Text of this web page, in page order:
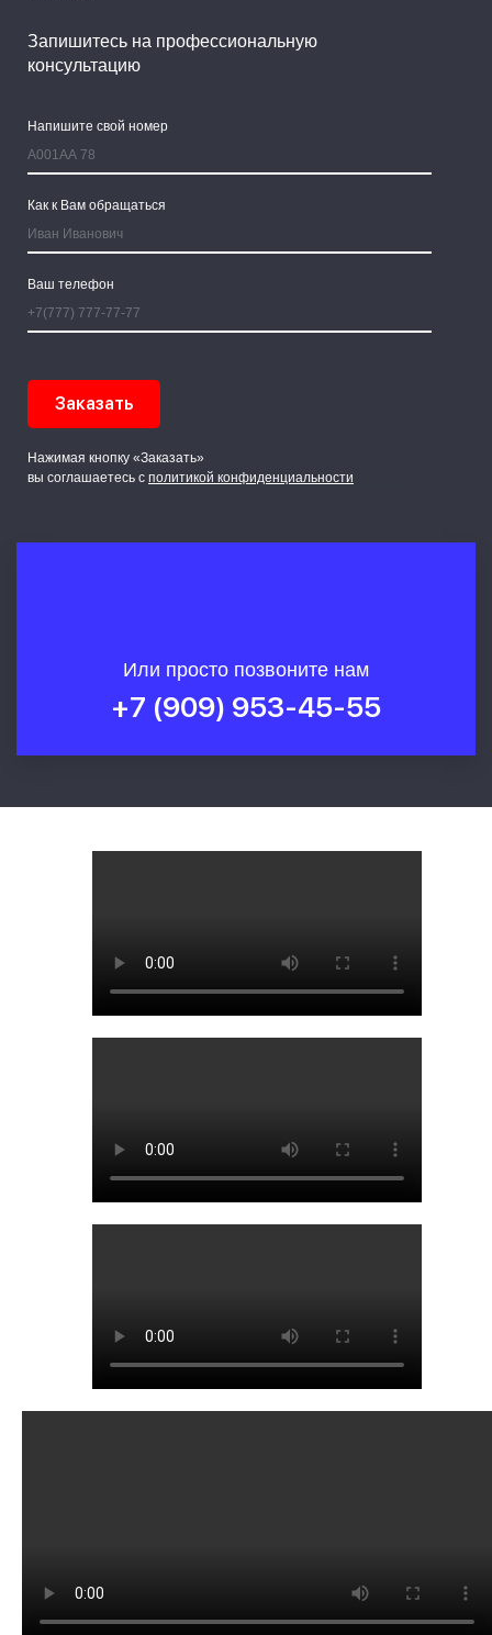
Запишитесь на профессиональную
консультацию
Напишите свой номер
Как к Вам обращаться
Ваш телефон
Нажимая кнопку «Заказать»
вы соглашаетесь с политикой конфиденциальности
Или просто позвоните нам
+7 (909) 953-45-55